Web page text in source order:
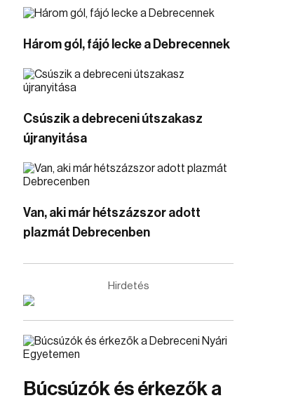
Három gól, fájó lecke a Debrecennek
Csúszik a debreceni útszakasz
újranyitása
Van, aki már hétszázszor adott
plazmát Debrecenben
Hirdetés
Búcsúzók és érkezők a